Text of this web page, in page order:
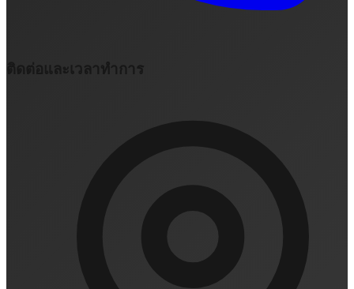
ติดต่อและเวลาทำการ